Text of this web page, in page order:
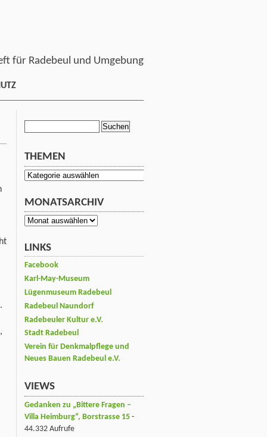
für Radebeul und Umgebung
THEMEN
Themen
MONATSARCHIV
Monatsarchiv
LINKS
Facebook
Karl-May-Museum
Lügenmuseum Radebeul
Radebeul Naundorf
Radebeuler Kultur e.V.
Stadt Radebeul
Verein für Denkmalpflege und
Neues Bauen Radebeul e.V.
VIEWS
Gedanken zu „Bittere Fragen –
Villa Heimburg“, Borstrasse 15 -
44.332 Aufrufe